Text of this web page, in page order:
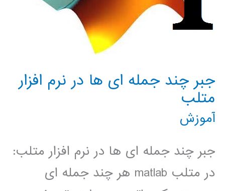
جبر چند جمله ای ها در نرم افزار
متلب
آموزش
جبر چند جمله ای ها در نرم افزار متلب:
در متلب matlab هر چند جمله ای